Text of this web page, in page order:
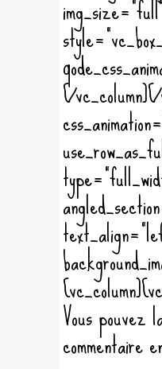
[/
Vous pouvez
commentaire